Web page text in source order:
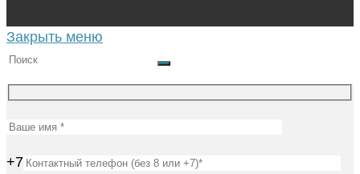
Закрыть меню
+7